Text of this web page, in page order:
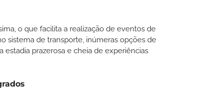
o que facilita a realização de eventos de
sistema de transporte, inúmeras opções de
prazerosa e cheia de experiências